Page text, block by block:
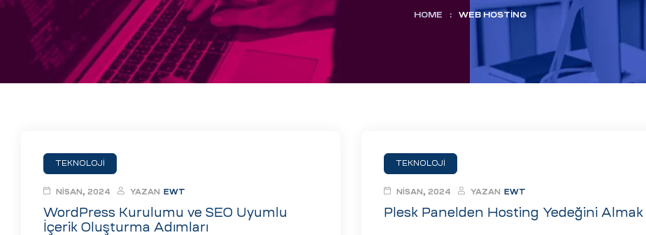
Aday
HOME : WEB HOSTING
TEKNOLOJI
WordPress Kurulumu ve SEO Uyumlu
İçerik Oluşturma Adımları
NISAN, 2024 YAZAN EWT
TEKNOLOJI
Plesk Panelden Hosting Yedeğini Almak
NISAN, 2024 YAZAN EWT